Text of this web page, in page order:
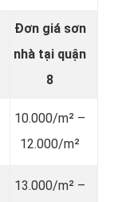
Đơn giá sơn
nhà tại quận
8
10.000/m² –
12.000/m²
13.000/m² –